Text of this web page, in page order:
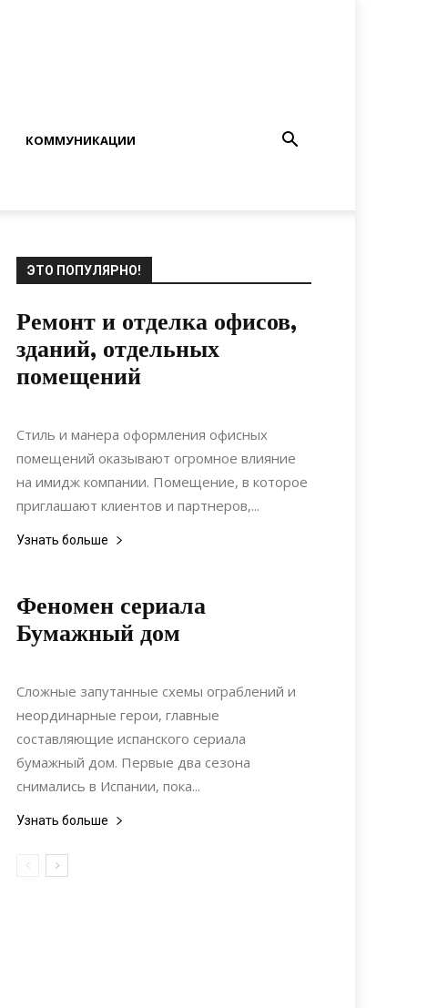
КОММУНИКАЦИИ
ЭТО ПОПУЛЯРНО!
Ремонт и отделка офисов,
зданий, отдельных
помещений
25.06.2020
Стиль и манера оформления офисных
помещений оказывают огромное влияние
на имидж компании. Помещение, в которое
приглашают клиентов и партнеров,...
Узнать больше
Феномен сериала
Бумажный дом
25.08.2021
Сложные запутанные схемы ограблений и
неординарные герои, главные
составляющие испанского сериала
бумажный дом. Первые два сезона
снимались в Испании, пока...
Узнать больше